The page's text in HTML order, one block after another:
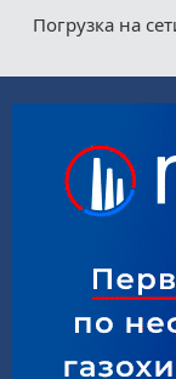
Погрузка на